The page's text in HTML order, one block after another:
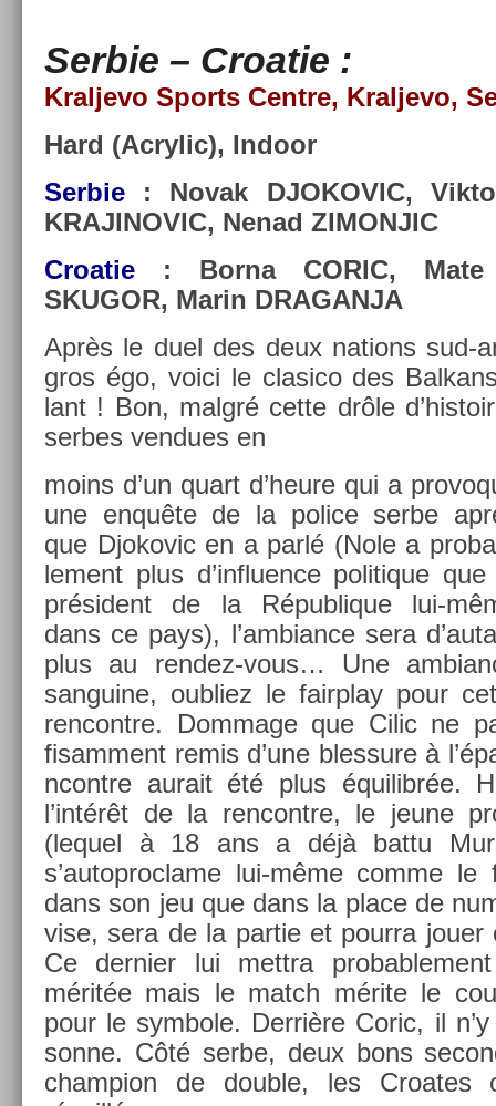
Ser­bie – Croatie :
Kral­jevo Sports Centre, Kral­jevo,
Hard (Ac­rylic), In­door
Ser­bie
: Novak DJOKOVIC,
KRAJINOVIC, Nenad ZIMON­JIC
Croatie
: Borna CORIC, Mate
SKUGOR, Marin DRAGAN­JA
Après le duel des deux na­tions sud-
gros égo, voici le clasico des
lant ! Bon, malgré cette drôle
ser­bes ven­dues en
moins d’un quart d’heure qui a
une enquête de la police serbe
que Djokovic en a parlé (Nole a
le­ment plus d’influ­ence politique
président de la Répub­lique lui-
dans ce pays), l’am­bian­ce sera
plus au rendez-vous… Une
san­guine, oub­liez le fairplay pour
re­ncontre. Dom­mage que Cilic ne
fisam­ment remis d’une bles­sure à
ncontre aurait été plus équilibrée.
l’intérêt de la re­ncontre, le jeune
(lequel à 18 ans a déjà battu
s’autop­roclame lui-même comme
dans son jeu que dans la place de
vise, sera de la par­tie et pour­ra jouer
Ce de­rni­er lui mettra
méritée mais le match mérite le
pour le sym­bole. Derrière Coric, il
son­ne. Côté serbe, deux bons
champ­ion de doub­le, les